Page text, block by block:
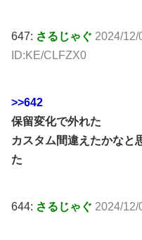
647: さるじゃぐ 2024/12/
ID:KE/CLFZX0
>>642
保留変化で外れた
カスタム間違えたかなと
た
644: さるじゃぐ 2024/12/